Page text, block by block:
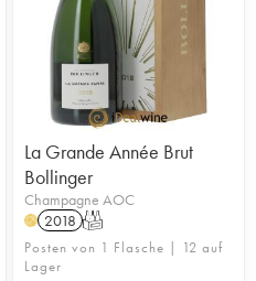
La Grande Année Brut
Bollinger
Champagne AOC
H 2018 T
Posten von 1 Flasche | 12 auf
Lager